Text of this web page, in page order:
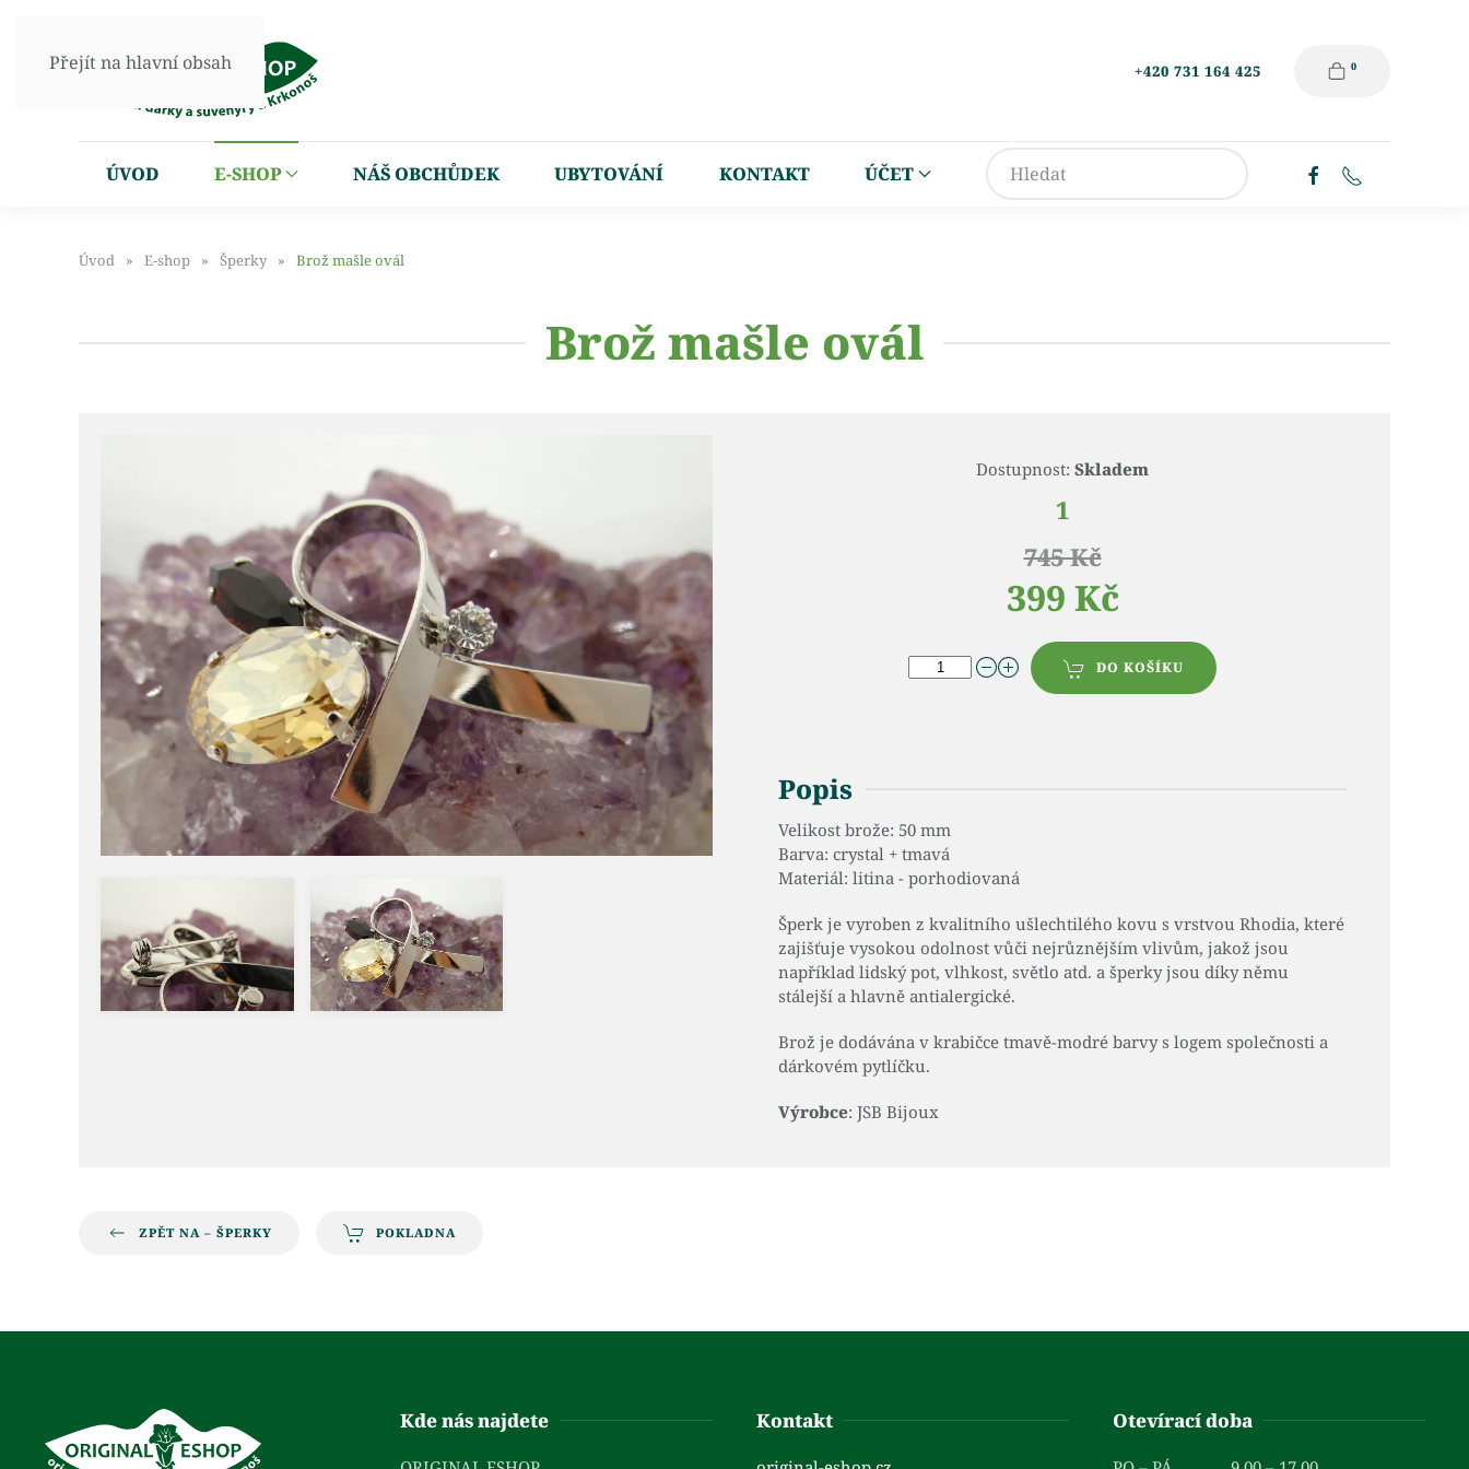
Přejít na hlavní obsah +420 731 164 425 0
ÚVOD E-SHOP NÁŠ OBCHŮDEK UBYTOVÁNÍ KONTAKT ÚČET
Úvod E-shop Šperky Brož mašle ovál
Brož mašle ovál
Dostupnost: Skladem
1
745 Kč
399 Kč
DO KOŠÍKU
Popis
Velikost brože: 50 mm
Barva: crystal + tmavá
Materiál: litina - porhodiovaná
Šperk je vyroben z kvalitního ušlechtilého kovu s vrstvou Rhodia, které
zajišťuje vysokou odolnost vůči nejrůznějším vlivům, jakož jsou
například lidský pot, vlhkost, světlo atd. a šperky jsou díky němu
stálejší a hlavně antialergické.
Brož je dodávána v krabičce tmavě-modré barvy s logem společnosti a
dárkovém pytlíčku.
Výrobce: JSB Bijoux
ZPĚT NA – ŠPERKY POKLADNA
Kde nás najdete Kontakt Otevírací doba